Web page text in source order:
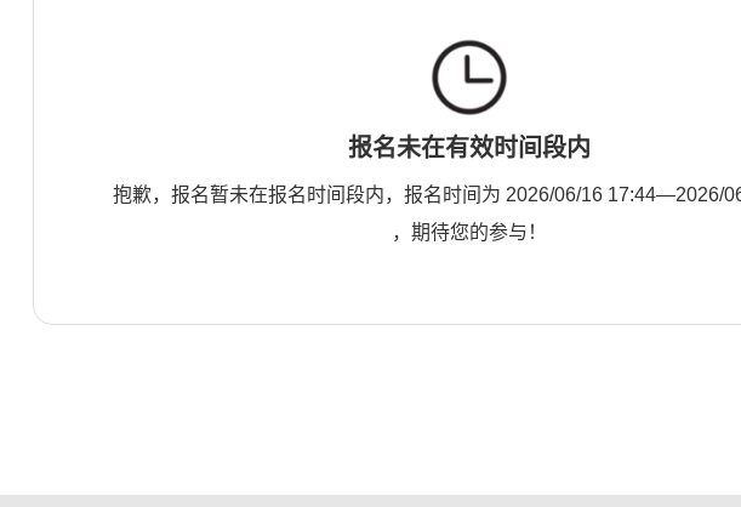
报名未在有效时间段内
抱歉，报名暂未在报名时间段内，报名时间为 2026/06/16 17:44—2026/
，期待您的参与！